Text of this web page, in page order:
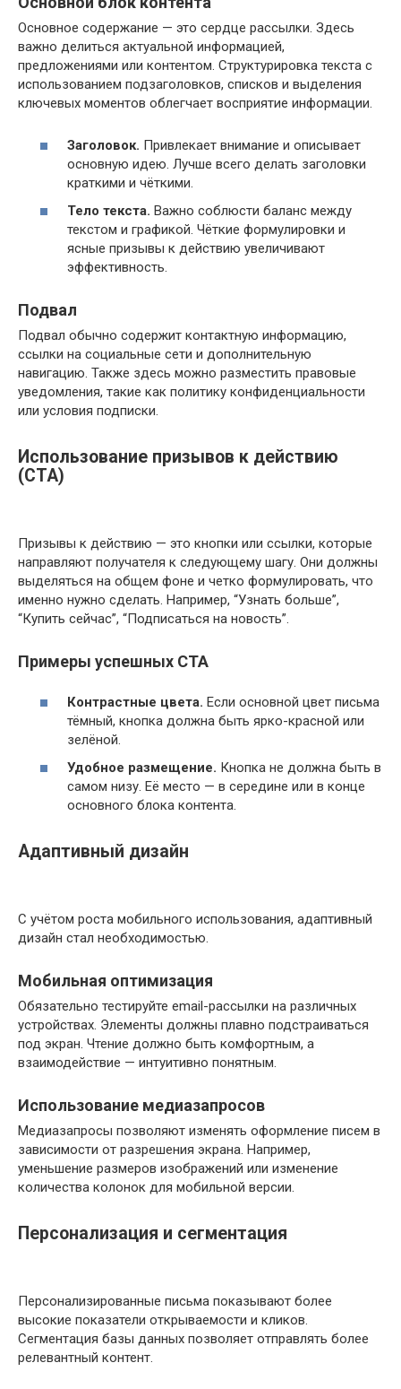
Основное содержание — это сердце рассылки. Здесь
важно делиться актуальной информацией,
предложениями или контентом. Структурировка текста с
использованием подзаголовков, списков и выделения
ключевых моментов облегчает восприятие информации.
Заголовок. Привлекает внимание и описывает
основную идею. Лучше всего делать заголовки
краткими и чёткими.
Тело текста. Важно соблюсти баланс между
текстом и графикой. Чёткие формулировки и
ясные призывы к действию увеличивают
эффективность.
Подвал
Подвал обычно содержит контактную информацию,
ссылки на социальные сети и дополнительную
навигацию. Также здесь можно разместить правовые
уведомления, такие как политику конфиденциальности
или условия подписки.
Использование призывов к действию
(CTA)
Призывы к действию — это кнопки или ссылки, которые
направляют получателя к следующему шагу. Они должны
выделяться на общем фоне и четко формулировать, что
именно нужно сделать. Например, “Узнать больше”,
“Купить сейчас”, “Подписаться на новость”.
Примеры успешных CTA
Контрастные цвета. Если основной цвет письма
тёмный, кнопка должна быть ярко-красной или
зелёной.
Удобное размещение. Кнопка не должна быть в
самом низу. Её место — в середине или в конце
основного блока контента.
Адаптивный дизайн
С учётом роста мобильного использования, адаптивный
дизайн стал необходимостью.
Мобильная оптимизация
Обязательно тестируйте email-рассылки на различных
устройствах. Элементы должны плавно подстраиваться
под экран. Чтение должно быть комфортным, а
взаимодействие — интуитивно понятным.
Использование медиазапросов
Медиазапросы позволяют изменять оформление писем в
зависимости от разрешения экрана. Например,
уменьшение размеров изображений или изменение
количества колонок для мобильной версии.
Персонализация и сегментация
Персонализированные письма показывают более
высокие показатели открываемости и кликов.
Сегментация базы данных позволяет отправлять более
релевантный контент.